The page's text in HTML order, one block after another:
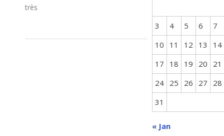
très
3 4 5 6
7
10
11 12 13
14
17
18 19 20
21
24 25 26 27
28
31
« Jan